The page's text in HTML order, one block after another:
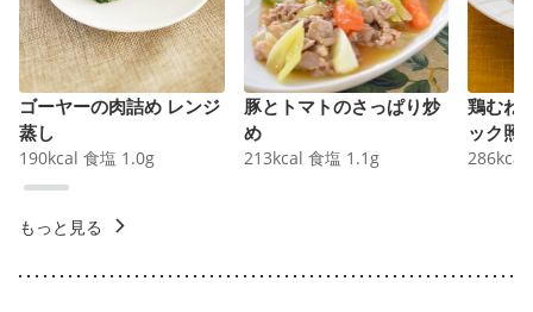
ゴーヤーの肉詰め レンジ
蒸し
190kcal 食塩 1.0g
豚とトマトのさっぱり炒
め
213kcal 食塩 1.1 g
鶏むね
ック照
286kcal
もっと見る